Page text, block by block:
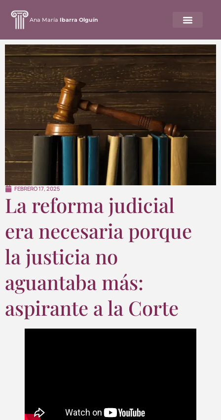
Ana María Ibarra Olguín
FEBRERO 17, 2025
La reforma judicial
era necesaria porque
la justicia no
aguantaba más:
aspirante a la Corte